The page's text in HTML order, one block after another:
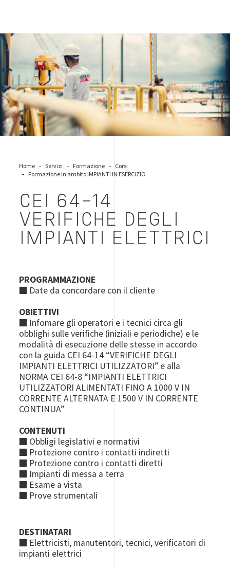
working-bureau-veritas
Home Servizi Formazione
Corsi
Formazione in ambito IMPIANTI IN ESERCIZIO
CEI 64-14
VERIFICHE DEGLI
IMPIANTI ELETTRICI
PROGRAMMAZIONE
■ Date da concordare con il cliente
OBIETTIVI
■ Infomare gli operatori e i tecnici circa gli
obblighi sulle verifiche (iniziali e periodiche) e le
modalità di esecuzione delle stesse in accordo
con la guida CEI 64-14 “VERIFICHE DEGLI
IMPIANTI ELETTRICI UTILIZZATORI” e alla
NORMA CEI 64-8 “IMPIANTI ELETTRICI
UTILIZZATORI ALIMENTATI FINO A 1000 V IN
CORRENTE ALTERNATA E 1500 V IN CORRENTE
CONTINUA”
CONTENUTI
■ Obbligi legislativi e normativi
■ Protezione contro i contatti indiretti
■ Protezione contro i contatti diretti
■ Impianti di messa a terra
■ Esame a vista
■ Prove strumentali
DESTINATARI
■ Elettricisti, manutentori, tecnici, verificatori di
impianti elettrici